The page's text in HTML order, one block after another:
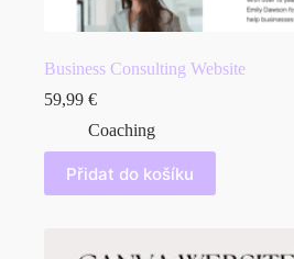
Business Consulting Website
59,99 €
Coaching
Přidat do košíku